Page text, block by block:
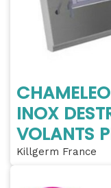
INOX
VOLANTS
Killgerm France